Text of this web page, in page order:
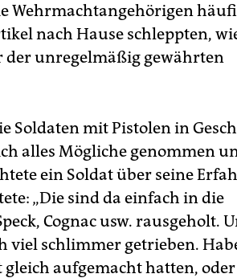
Wehrmachtangehörigen
nach Hause schleppten,
der unregelmäßig gewährten
Soldaten mit Pistolen in
alles Mögliche genommen
ein Soldat über seine
„Die sind da einfach in die
Cognac usw. rausgeholt.
viel schlimmer getrieben.
aufgemacht hatten,